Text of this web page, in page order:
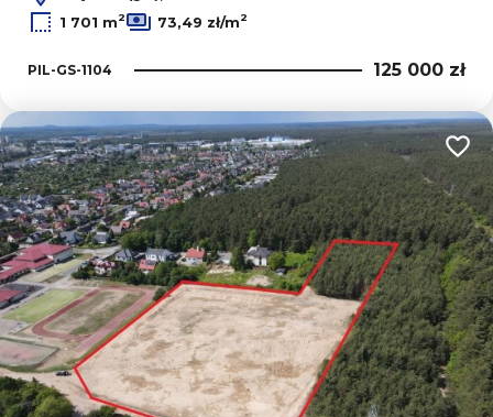
1 701 m2 73,49 zł/m2
PIL-GS-1104 125 000 zł